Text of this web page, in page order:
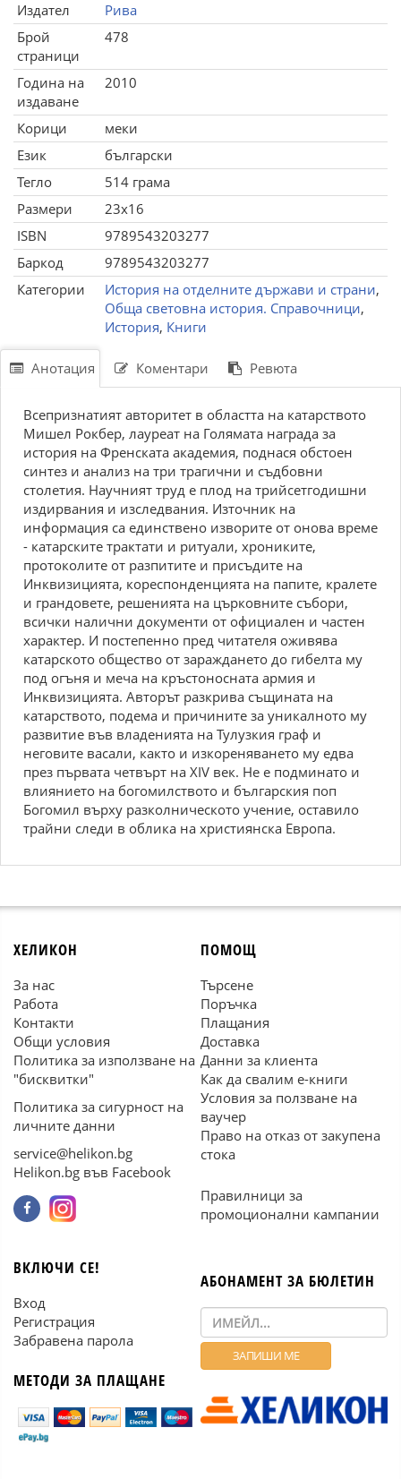
Издател
Рива
Брой
страници
478
Година на
издаване
2010
Корици
меки
Език
български
Тегло
514 грама
Размери
23x16
ISBN
9789543203277
Баркод
9789543203277
Категории
История на отделните държави и страни,
Обща световна история. Справочници,
История, Книги
Анотация Коментари Ревюта
Всепризнатият авторитет в областта на катарството
Мишел Рокбер, лауреат на Голямата награда за
история на Френската академия, поднася обстоен
синтез и анализ на три трагични и съдбовни
столетия. Научният труд е плод на трийсетгодишни
издирвания и изследвания. Източник на
информация са единствено изворите от онова време
- катарските трактати и ритуали, хрониките,
протоколите от разпитите и присъдите на
Инквизицията, кореспонденцията на папите, кралете
и грандовете, решенията на църковните събори,
всички налични документи от официален и частен
характер. И постепенно пред читателя оживява
катарското общество от зараждането до гибелта му
под огъня и меча на кръстоносната армия и
Инквизицията. Авторът разкрива същината на
катарството, подема и причините за уникалното му
развитие във владенията на Тулузкия граф и
неговите васали, както и изкореняването му едва
през първата четвърт на ХІV век. Не е подминато и
влиянието на богомилството и българския поп
Богомил върху разколническото учение, оставило
трайни следи в облика на християнска Европа.
ХЕЛИКОН
За нас
Работа
Контакти
Общи условия
Политика за използване на
"бисквитки"
Политика за сигурност на
личните данни
service@helikon.bg
Helikon.bg във Facebook
ПОМОЩ
Търсене
Поръчка
Плащания
Доставка
Данни за клиента
Как да свалим е-книги
Условия за ползване на
ваучер
Право на отказ от закупена
стока
Правилници за
промоционални кампании
ВКЛЮЧИ СЕ!
Вход
Регистрация
Забравена парола
МЕТОДИ ЗА ПЛАЩАНЕ
АБОНАМЕНТ ЗА БЮЛЕТИН